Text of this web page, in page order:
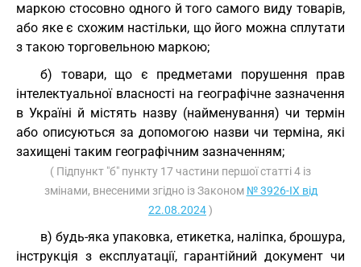
маркою стосовно одного й того самого виду товарів,
або яке є схожим настільки, що його можна сплутати
з такою торговельною маркою;
б) товари, що є предметами порушення прав
інтелектуальної власності на географічне зазначення
в Україні й містять назву (найменування) чи термін
або описуються за допомогою назви чи терміна, які
захищені таким географічним зазначенням;
( Підпункт "б" пункту 17 частини першої статті 4 із
змінами, внесеними згідно із Законом № 3926-IX від
22.08.2024)
в) будь-яка упаковка, етикетка, наліпка, брошура,
інструкція з експлуатації, гарантійний документ чи